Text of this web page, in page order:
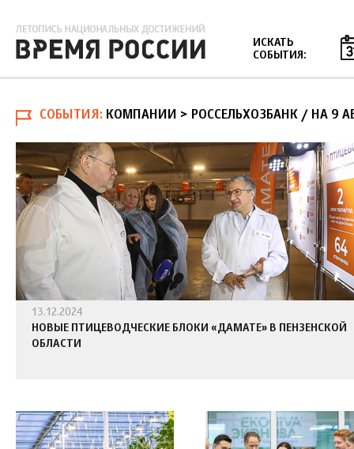
ИСКАТЬ
СОБЫТИЯ:
СОБЫТИЯ КОМПАНИИ > РОССЕЛЬХОЗБАНК / НА 9
13.12.2024
НОВЫЕ ПТИЦЕВОДЧЕСКИЕ БЛОКИ «ДАМАТЕ» В ПЕНЗЕНСКОЙ
ОБЛАСТИ